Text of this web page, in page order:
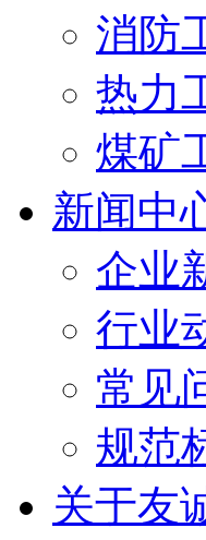
消防
热力
煤矿
新闻中
企业
行业
常见
规范
关于友